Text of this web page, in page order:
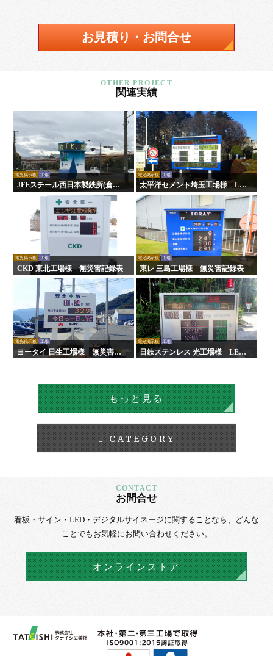
お見積り・お問合せ
関連実績
電光掲示板 工場
JFEスチール西日本製鉄所(倉敷
地区)様 LED無災害記録表
電光掲示板 工場
太平洋セメント埼玉工場様 LE
D無災害記録表
電光掲示板 工場
CKD 東北工場様 無災害記録表
電光掲示板 工場
東レ 三島工場様 無災害記録表
電光掲示板 工場
ヨータイ 日生工場様 無災害記
録表
電光掲示板 工場
日鉄ステンレス 光工場様 LED
無災害記録表
もっと見る
CATEGORY
お問合せ
看板・サイン・LED・デジタルサイネージに関することなら、
どんな
ことでもお気軽にお問い合わせください。
オンラインストア